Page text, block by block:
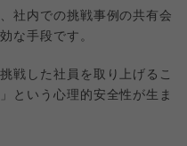
社内での挑戦事例の共有会
な手段です。
戦した社員を取り上げるこ
という心理的安全性が生ま